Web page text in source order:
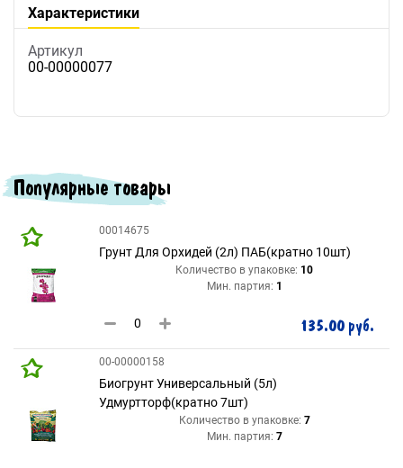
Характеристики
Артикул
00-00000077
Популярные товары
00014675
Грунт Для Орхидей (2л) ПАБ(кратно 10шт)
Количество в упаковке: 10
Мин. партия: 1
135.00 руб.
00-00000158
Биогрунт Универсальный (5л)
Удмуртторф(кратно 7шт)
Количество в упаковке: 7
Мин. партия: 7